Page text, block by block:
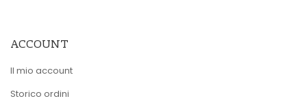
ACCOUNT
Il mio account
Storico ordini